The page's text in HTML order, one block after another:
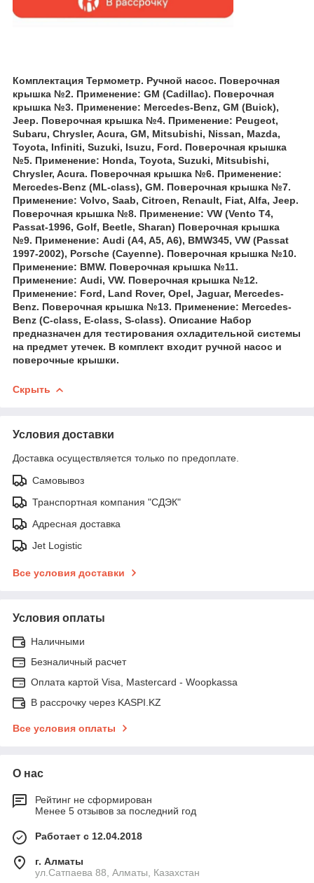
Комплектация Термометр. Ручной насос. Поверочная
крышка №2. Применение: GM (Cadillac). Поверочная
крышка №3. Применение: Mercedes-Benz, GM (Buick),
Jeep. Поверочная крышка №4. Применение: Peugeot,
Subaru, Chrysler, Acura, GM, Mitsubishi, Nissan, Mazda,
Toyota, Infiniti, Suzuki, Isuzu, Ford. Поверочная крышка
№5. Применение: Honda, Toyota, Suzuki, Mitsubishi,
Chrysler, Acura. Поверочная крышка №6. Применение:
Mercedes-Benz (ML-class), GM. Поверочная крышка №7.
Применение: Volvo, Saab, Citroen, Renault, Fiat, Alfa, Jeep.
Поверочная крышка №8. Применение: VW (Vento T4,
Passat-1996, Golf, Beetle, Sharan) Поверочная крышка
№9. Применение: Audi (A4, A5, A6), BMW345, VW (Passat
1997-2002), Porsche (Cayenne). Поверочная крышка №10.
Применение: BMW. Поверочная крышка №11.
Применение: Audi, VW. Поверочная крышка №12.
Применение: Ford, Land Rover, Opel, Jaguar, Mercedes-
Benz. Поверочная крышка №13. Применение: Mercedes-
Benz (C-class, E-class, S-class). Описание Набор
предназначен для тестирования охладительной системы
на предмет утечек. В комплект входит ручной насос и
поверочные крышки.
Скрыть
Условия доставки
Доставка осуществляется только по предоплате.
Самовывоз
Транспортная компания "СДЭК"
Адресная доставка
Jet Logistic
Все условия доставки
Условия оплаты
Наличными
Безналичный расчет
Оплата картой Visa, Mastercard - Woopkassa
В рассрочку через KASPI.KZ
Все условия оплаты
О нас
Рейтинг не сформирован
Менее 5 отзывов за последний год
Работает с 12.04.2018
г. Алматы
ул.Сатпаева 88, Алматы, Казахстан